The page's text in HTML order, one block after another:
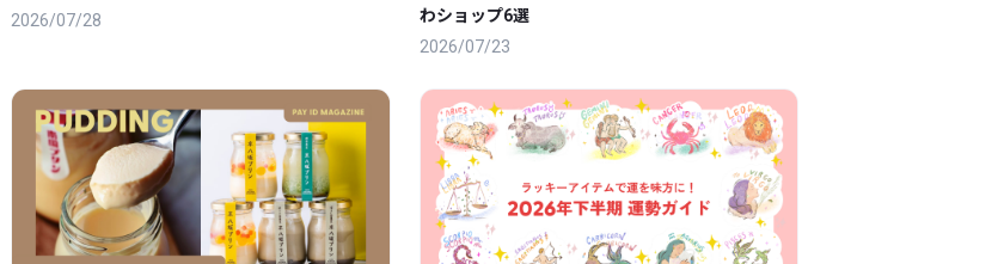
2026/07/28
わショップ6選
2026/07/23